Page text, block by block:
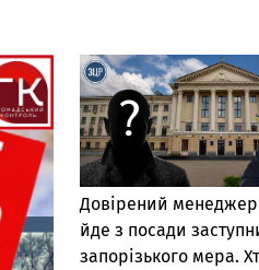
Довірений
йде з посади
запорізького мера.